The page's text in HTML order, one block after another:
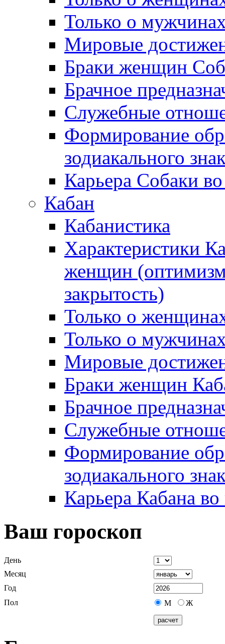
Только о
Мировые
Браки женщин
Брачное
Служебные
Формирование
зодиакального
Карьера Собаки
Кабан
Кабанистика
Характеристики
женщин
закрытость)
Только о
Только о
Мировые
Браки женщин
Брачное
Служебные
Формирование
зодиакального
Карьера Кабана
Ваш гороскоп
День
Месяц
Год
Пол
М Ж